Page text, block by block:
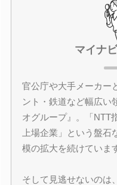
マイナ
官公庁や大手メーカー
ント・鉄道など幅広い
オグループ』。「NTT
上場企業」という盤
模の拡大を続けていま
そして見逃せないのは